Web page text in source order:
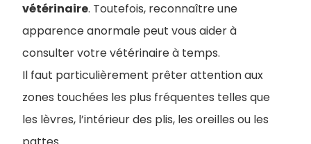
vétérinaire. Toutefois, reconnaître une
apparence anormale peut vous aider à
consulter votre vétérinaire à temps.
Il faut particulièrement prêter attention aux
zones touchées les plus fréquentes telles que
les lèvres, l’intérieur des plis, les oreilles ou les